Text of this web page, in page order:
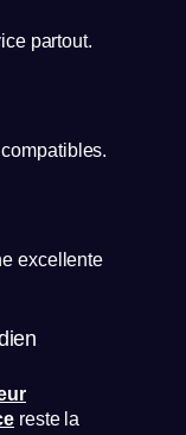
partout.
excellente
reste la